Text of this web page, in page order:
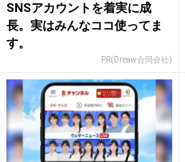
SNSアカウントを着実に成
長。実はみんなココ使ってま
す。
PR(Dreaw合同会社)